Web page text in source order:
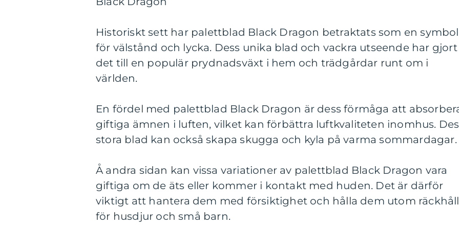
Historiskt sett har palettblad Black Dragon betraktats som en symbol
för välstånd och lycka. Dess unika blad och vackra utseende har gjort
det till en populär prydnadsväxt i hem och trädgårdar runt om i
världen.
En fördel med palettblad Black Dragon är dess förmåga att
giftiga ämnen i luften, vilket kan förbättra luftkvaliteten inomhus.
stora blad kan också skapa skugga och kyla på varma sommardagar.
Å andra sidan kan vissa variationer av palettblad Black Dragon vara
giftiga om de äts eller kommer i kontakt med huden. Det är därför
viktigt att hantera dem med försiktighet och hålla dem utom räckhåll
för husdjur och små barn.